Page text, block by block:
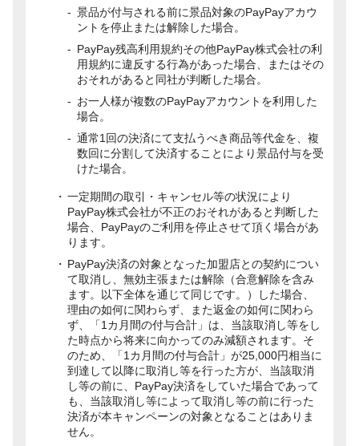
景品が付与される前に景品対象のPayPayアカウ
ントを停止または解除した場合。
PayPay残高利用規約その他PayPay株式会社の利
用規約に違反する行為があった場合、またはその
おそれがあると同社が判断した場合。
お一人様が複数のPayPayアカウントを利用した
場合。
通常1回の決済にて支払うべき商品等代金を、複
数回に分割して決済することにより景品付与を受
けた場合。
一定期間の取引・キャンセル等の状況により
PayPay株式会社が不正のおそれがあると判断した
場合、PayPayのご利用を停止させて頂く場合があ
ります。
PayPay決済の対象となった加盟店との契約につい
て取消し、無効主張または解除（合意解除を含み
ます。以下全体を通じて同じです。）した場合、
理由の如何に関わらず、また返金の如何に関わら
ず、「1カ月間の付与合計」は、当該取消し等をし
た時点から将来に向かってのみ減額されます。そ
のため、「1カ月間の付与合計」が25,000円相当に
到達して以降に取消し等を行った方が、当該取消
し等の前に、PayPay決済をしていた場合であって
も、当該取消し等によって取消し等の前に行った
決済が本キャンペーンの対象となることはありま
せん。